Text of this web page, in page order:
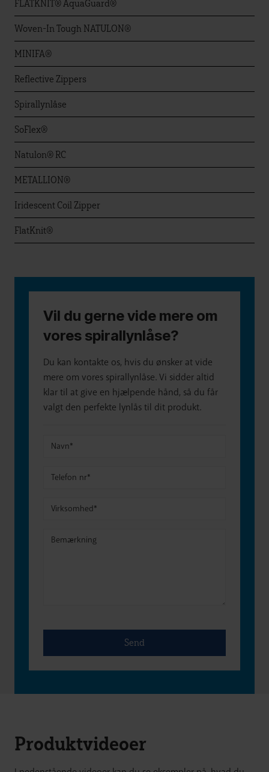
FLATKNIT® AquaGuard®
Woven-In Tough NATULON®
MINIFA®
Reflective Zippers
Spirallynlåse
SoFlex®
Natulon® RC
METALLION®
Iridescent Coil Zipper
FlatKnit®
Vil du gerne vide mere om
vores spirallynlåse?
Du kan kontakte os, hvis du ønsker at vide
mere om vores spirallynlåse. Vi sidder altid
klar til at give en hjælpende hånd, så du får
valgt den perfekte lynlås til dit produkt.
Produktvideoer